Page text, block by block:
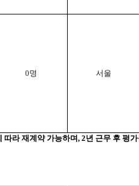
0명 서울
라 재계약 가능하며, 2년 근무 후 평